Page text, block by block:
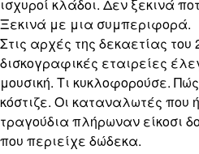
ισχυροί κλάδοι. Δεν ξεκινά
Ξεκινά με μια συμπεριφορά.
Στις αρχές της δεκαετίας
δισκογραφικές εταιρείες
μουσική. Τι κυκλοφορούσε.
κόστιζε. Οι καταναλωτές που
τραγούδια πλήρωναν είκοσι
που περιείχε δώδεκα.